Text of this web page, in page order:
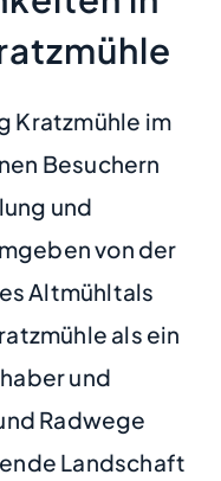
Kratzmühle im
Besuchern
und
von der
Altmühltals
als ein
und
Radwege
Landschaft